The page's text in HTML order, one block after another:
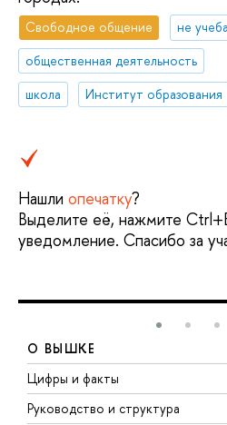
Свободное общение
не учеба
общественная деятельность
школа
Институт образования
Нашли опечатку?
Выделите её, нажмите
уведомление. Спасибо за
О ВЫШКЕ
Цифры и факты
Руководство и структура